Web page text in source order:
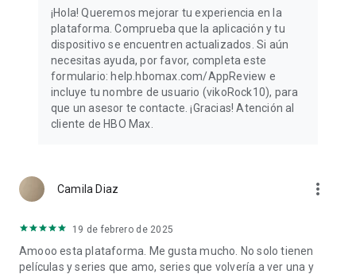
¡Hola! Queremos mejorar tu experiencia en la
plataforma. Comprueba que la aplicación y tu
dispositivo se encuentren actualizados. Si aún
necesitas ayuda, por favor, completa este
formulario: help.hbomax.com/AppReview e
incluye tu nombre de usuario (vikoRock10), para
que un asesor te contacte. ¡Gracias! Atención al
cliente de HBO Max​.
Camila Diaz more_vert
19 de febrero de 2025
Amooo esta plataforma. Me gusta mucho. No solo tienen
películas y series que amo, series que volvería a ver una y